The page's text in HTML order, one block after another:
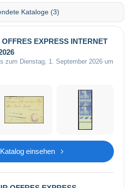
Kataloge (3)
EXPRESS INTERNET
zum Dienstag, 1. September 2026 um
einsehen